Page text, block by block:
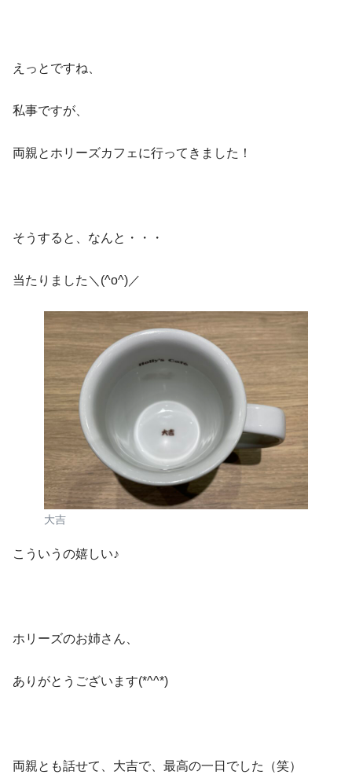
えっとですね、
私事ですが、
両親とホリーズカフェに行ってきました！
そうすると、なんと・・・
当たりました＼(^o^)／
大吉
こういうの嬉しい♪
ホリーズのお姉さん、
ありがとうございます(*^^*)
両親とも話せて、大吉で、最高の一日でした（笑）